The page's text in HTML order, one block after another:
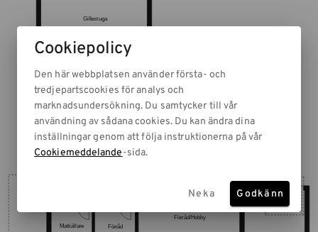
Cookiepolicy
Den här webbplatsen använder första- och
tredjepartscookies för analys och
marknadsundersökning. Du samtycker till vår
användning av sådana cookies. Du kan ändra dina
inställningar genom att följa instruktionerna på vår
Cookiemeddelande-sida.
Neka Godkänn